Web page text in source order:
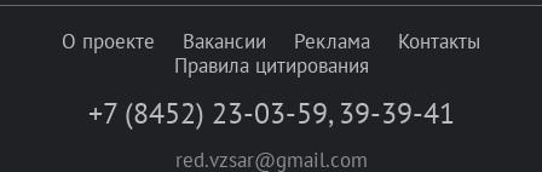
О проекте Вакансии Реклама
Контакты
Правила цитирования
+7 (8452) 23-03-59, 39-39-41
red.vzsar@gmail.com